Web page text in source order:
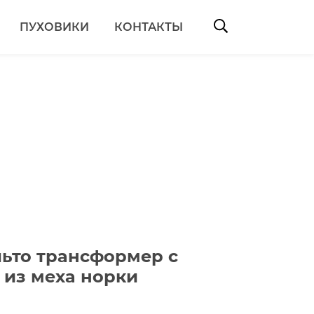
ПУХОВИКИ КОНТАКТЫ
Search:
трансформер с
меха норки